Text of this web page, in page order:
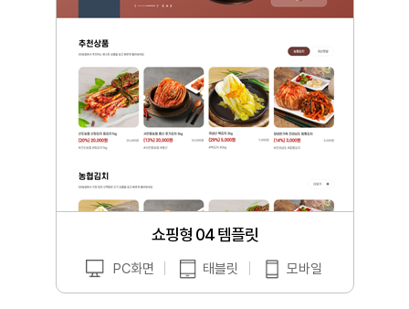
쇼핑형 04 템플릿
PC화면 태블릿 모바일